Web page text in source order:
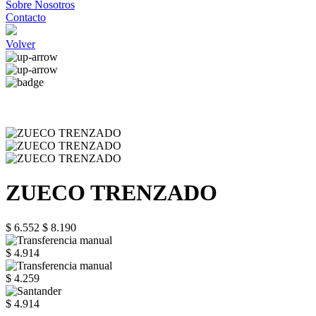
Sobre Nosotros
Contacto
Volver
ZUECO TRENZADO
$ 6.552 $ 8.190
$ 4.914
$ 4.259
$ 4.914